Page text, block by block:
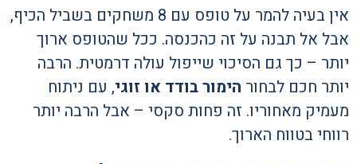
אין בעיה להמר על טופס עם 8 משחקים בשביל הכיף,
אבל אל תבנה על זה כהכנסה. ככל שהטופס ארוך
יותר – כך גם הסיכוי שייפול עולה דרמטית. הרבה
יותר חכם לבחור הימור בודד או זוגי, עם ניתוח
מעמיק מאחוריו. זה פחות סקסי – אבל הרבה יותר
רווחי בטווח הארוך.